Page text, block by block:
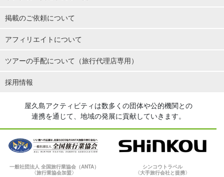
掲載のご依頼について
アフィリエイトについて
ツアーの手配について（旅行代理店専用）
採用情報
屋久島アクティビティは数多くの団体や公的機関との
連携を通じて、地域の発展に貢献していきます。
一般社団法人 全国旅行業協会（ANTA）
〈旅行業協会加盟〉
シンコウトラベル
〈大手旅行会社と提携〉